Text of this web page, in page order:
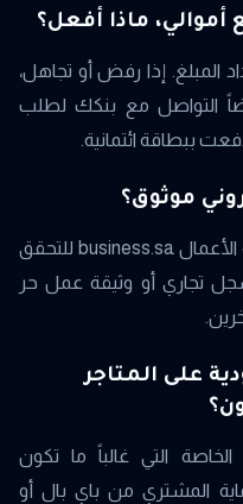
ماذا أفعل؟
المبلغ. إذا رفض أو تجاهل،
التواصل مع بنكك لطلب
ببطاقة ائتمانية.
موثوق؟
استخدم خدمة الاستعلام في منصة الأعمال business.sa للتحقق
تجاري أو وثيقة عمل حر
على المتاجر
الخاصة التي غالباً ما تكون
المشتري من باي بال أو